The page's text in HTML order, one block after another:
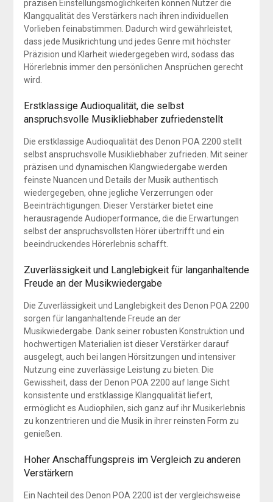
präzisen Einstellungsmöglichkeiten können Nutzer die
Klangqualität des Verstärkers nach ihren individuellen
Vorlieben feinabstimmen. Dadurch wird gewährleistet,
dass jede Musikrichtung und jedes Genre mit höchster
Präzision und Klarheit wiedergegeben wird, sodass das
Hörerlebnis immer den persönlichen Ansprüchen gerecht
wird.
Erstklassige Audioqualität, die selbst
anspruchsvolle Musikliebhaber zufriedenstellt
Die erstklassige Audioqualität des Denon POA 2200 stellt
selbst anspruchsvolle Musikliebhaber zufrieden. Mit seiner
präzisen und dynamischen Klangwiedergabe werden
feinste Nuancen und Details der Musik authentisch
wiedergegeben, ohne jegliche Verzerrungen oder
Beeinträchtigungen. Dieser Verstärker bietet eine
herausragende Audioperformance, die die Erwartungen
selbst der anspruchsvollsten Hörer übertrifft und ein
beeindruckendes Hörerlebnis schafft.
Zuverlässigkeit und Langlebigkeit für langanhaltende
Freude an der Musikwiedergabe
Die Zuverlässigkeit und Langlebigkeit des Denon POA 2200
sorgen für langanhaltende Freude an der
Musikwiedergabe. Dank seiner robusten Konstruktion und
hochwertigen Materialien ist dieser Verstärker darauf
ausgelegt, auch bei langen Hörsitzungen und intensiver
Nutzung eine zuverlässige Leistung zu bieten. Die
Gewissheit, dass der Denon POA 2200 auf lange Sicht
konsistente und erstklassige Klangqualität liefert,
ermöglicht es Audiophilen, sich ganz auf ihr Musikerlebnis
zu konzentrieren und die Musik in ihrer reinsten Form zu
genießen.
Hoher Anschaffungspreis im Vergleich zu anderen
Verstärkern
Ein Nachteil des Denon POA 2200 ist der vergleichsweise